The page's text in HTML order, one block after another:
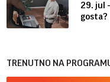
29. jul
gosta?
TRENUTNO NA